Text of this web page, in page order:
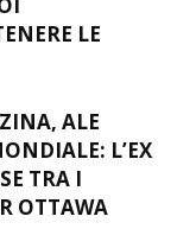
LE
ALE
L’EX
TRA I
OTTAWA